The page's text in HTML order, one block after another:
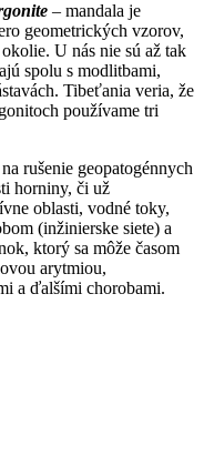
– mandala je
geometrických vzorov,
U nás nie sú až tak
spolu s modlitbami,
Tibeťania veria, že
používame tri
rušenie geopatogénnych
horniny, či už
oblasti, vodné toky,
(inžinierske siete) a
ktorý sa môže časom
arytmiou,
a ďalšími chorobami.